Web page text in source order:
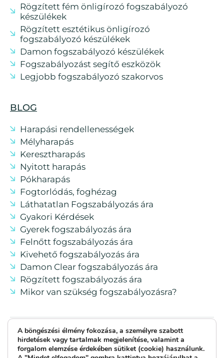
Rögzített fém önligírozó fogszabályozó
készülékek
Rögzített esztétikus önligírozó
fogszabályozó készülékek
Damon fogszabályozó készülékek
Fogszabályozást segítő eszközök
Legjobb fogszabályozó szakorvos
BLOG
Harapási rendellenességek
Mélyharapás
Keresztharapás
Nyitott harapás
Pókharapás
Fogtorlódás, foghézag
Láthatatlan Fogszabályozás ára
Gyakori Kérdések
Gyerek fogszabályozás ára
Felnőtt fogszabályozás ára
Kivehető fogszabályozás ára
Damon Clear fogszabályozás ára
Rögzített fogszabályozás ára
Mikor van szükség fogszabályozásra?
Várfok Ortho - Egyénre szabott fogszabályozás
© 2026 - Minden jog fenntartva!
A böngészési élmény fokozása, a személyre szabott
hirdetések vagy tartalmak megjelenítése, valamint a
forgalom elemzése érdekében sütiket (cookie) használunk.